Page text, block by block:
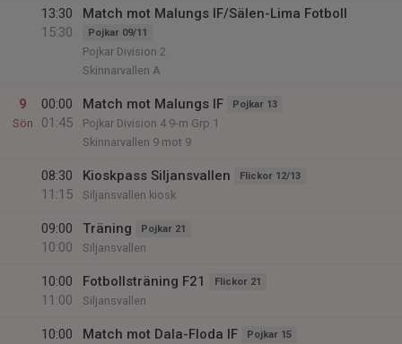
13:30
15:30
Match mot Malungs IF/Sälen-Lima Fotboll
Pojkar 09/11
Pojkar Division 2
Skinnarvallen A
9
Sön
00:00
01:45
Match mot Malungs IF Pojkar 13
Pojkar Division 4 9-m Grp.1
Skinnarvallen 9 mot 9
08:30
11:15
Kioskpass Siljansvallen Flickor 12/13
Siljansvallen kiosk
09:00
10:00
Träning Pojkar 21
Siljansvallen
10:00
11:00
Fotbollsträning F21 Flickor 21
Siljansvallen
10:00
Match mot Dala-Floda IF Pojkar 15